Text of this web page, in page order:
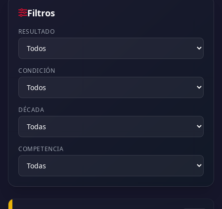
Filtros
RESULTADO
CONDICIÓN
DÉCADA
COMPETENCIA